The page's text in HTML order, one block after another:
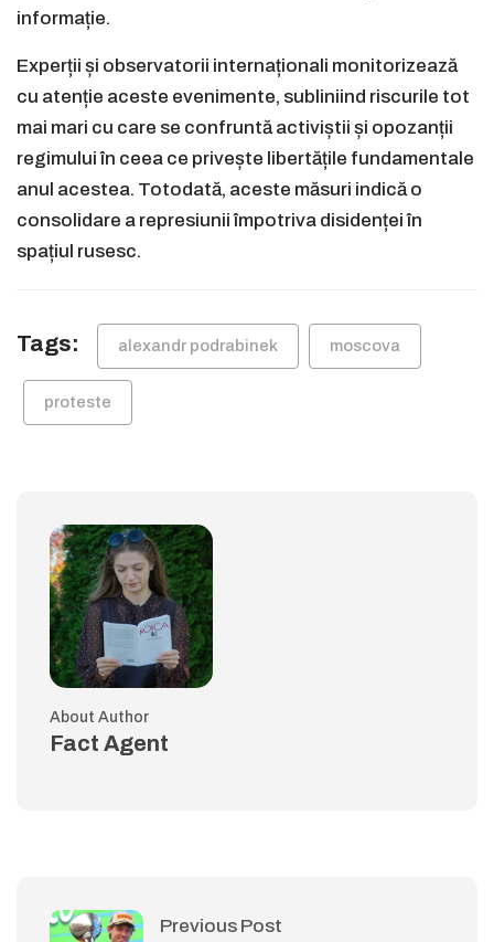
informație.
Experții și observatorii internaționali monitorizează
cu atenție aceste evenimente, subliniind riscurile tot
mai mari cu care se confruntă activiștii și opozanții
regimului în ceea ce privește libertățile fundamentale
anul acestea. Totodată, aceste măsuri indică o
consolidare a represiunii împotriva disidenței în
spațiul rusesc.
Tags: alexandr podrabinek moscova
proteste
About Author
Fact Agent
Previous Post